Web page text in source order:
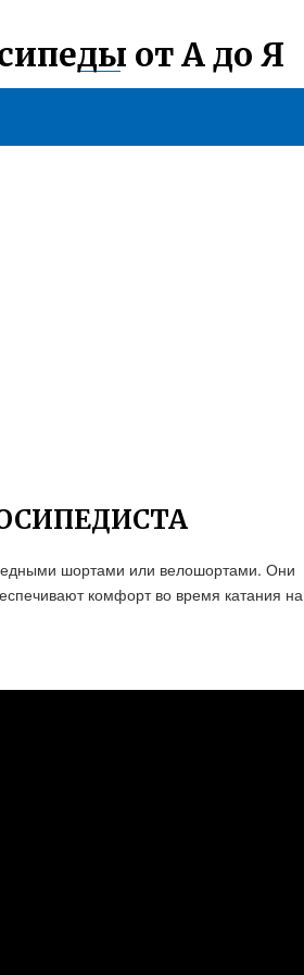
от А до Я
шортами или велошортами. Они
комфорт во время катания на